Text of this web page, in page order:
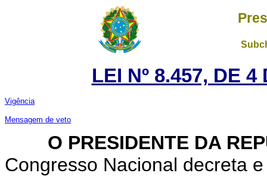
LEI Nº 8.457, DE
Vigência
Mensagem de veto
O PRESIDENTE DA
Congresso Nacional decreta